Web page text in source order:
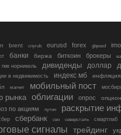
brent cnyrub eurusd forex gbpusd
банки биржа биткоин брокеры
гмк норникель
дивиденды доллар
в недвижимость индекс мб
инфляция
магнит мобильный пост
рынка облигации опрос
по акциям путин раскрытие
сбербанк сво северсталь смартлаб
сигналы трейдинг